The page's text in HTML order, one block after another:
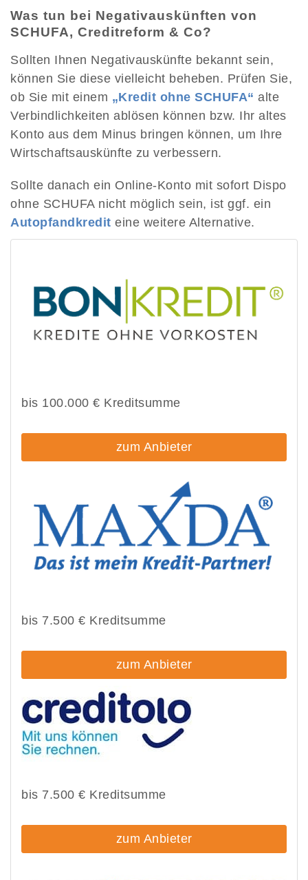
Was tun bei Negativauskünften von
SCHUFA, Creditreform & Co?
Sollten Ihnen Negativauskünfte bekannt sein,
können Sie diese vielleicht beheben. Prüfen Sie,
ob Sie mit einem „Kredit ohne SCHUFA“ alte
Verbindlichkeiten ablösen können bzw. Ihr altes
Konto aus dem Minus bringen können, um Ihre
Wirtschaftsauskünfte zu verbessern.
Sollte danach ein Online-Konto mit sofort Dispo
ohne SCHUFA nicht möglich sein, ist ggf. ein
Autopfandkredit eine weitere Alternative.
bis 100.000 € Kreditsumme
zum Anbieter
bis 7.500 € Kreditsumme
zum Anbieter
bis 7.500 € Kreditsumme
zum Anbieter